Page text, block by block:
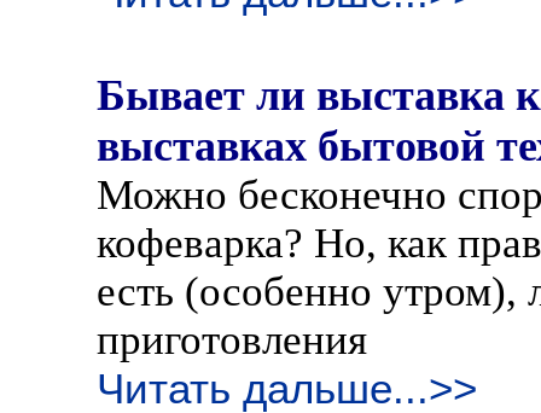
Бывает ли выставка
выставках бытовой
Можно бесконечно
кофеварка? Но, как
есть (особенно утром),
приготовления
Читать дальше...>>